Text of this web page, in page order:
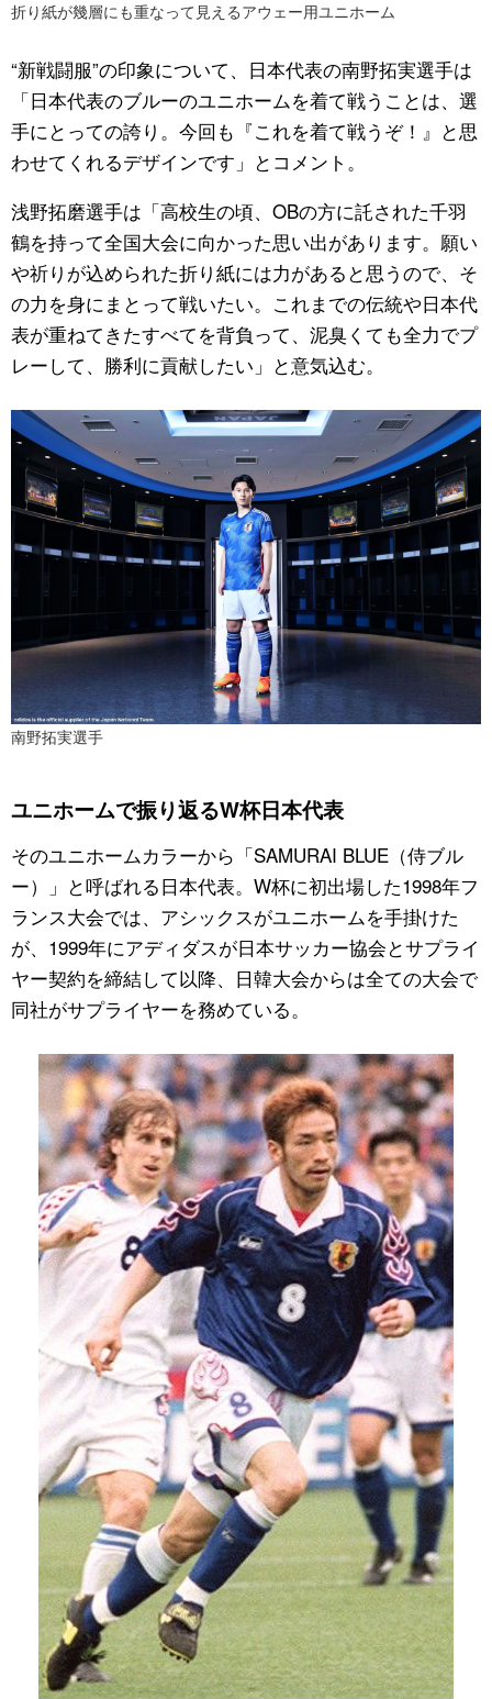
折り紙が幾層にも重なって見えるアウェー用ユニホーム
“新戦闘服”の印象について、日本代表の南野拓実選手は
「日本代表のブルーのユニホームを着て戦うことは、選
手にとっての誇り。今回も『これを着て戦うぞ！』と思
わせてくれるデザインです」とコメント。
浅野拓磨選手は「高校生の頃、OBの方に託された千羽
鶴を持って全国大会に向かった思い出があります。願い
や祈りが込められた折り紙には力があると思うので、そ
の力を身にまとって戦いたい。これまでの伝統や日本代
表が重ねてきたすべてを背負って、泥臭くても全力でプ
レーして、勝利に貢献したい」と意気込む。
南野拓実選手
ユニホームで振り返るW杯日本代表
そのユニホームカラーから「SAMURAI BLUE（侍ブル
ー）」と呼ばれる日本代表。W杯に初出場した1998年フ
ランス大会では、アシックスがユニホームを手掛けた
が、1999年にアディダスが日本サッカー協会とサプライ
ヤー契約を締結して以降、日韓大会からは全ての大会で
同社がサプライヤーを務めている。